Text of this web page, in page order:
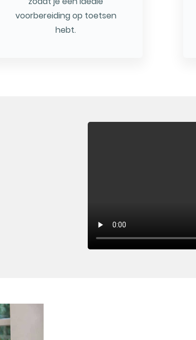
voorbereiding op toetsen
hebt.